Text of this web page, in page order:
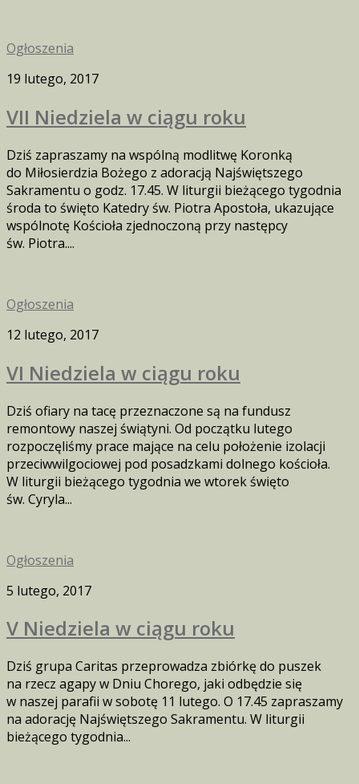
Ogłoszenia
19 lutego, 2017
VII Niedziela w ciągu roku
Dziś zapraszamy na wspólną modlitwę Koronką
do Miłosierdzia Bożego z adoracją Najświętszego
Sakramentu o godz. 17.45. W liturgii bieżącego tygodnia
środa to święto Katedry św. Piotra Apostoła, ukazujące
wspólnotę Kościoła zjednoczoną przy następcy
św. Piotra....
Ogłoszenia
12 lutego, 2017
VI Niedziela w ciągu roku
Dziś ofiary na tacę przeznaczone są na fundusz
remontowy naszej świątyni. Od początku lutego
rozpoczęliśmy prace mające na celu położenie izolacji
przeciwwilgociowej pod posadzkami dolnego kościoła.
W liturgii bieżącego tygodnia we wtorek święto
św. Cyryla...
Ogłoszenia
5 lutego, 2017
V Niedziela w ciągu roku
Dziś grupa Caritas przeprowadza zbiórkę do puszek
na rzecz agapy w Dniu Chorego, jaki odbędzie się
w naszej parafii w sobotę 11 lutego. O 17.45 zapraszamy
na adorację Najświętszego Sakramentu. W liturgii
bieżącego tygodnia...